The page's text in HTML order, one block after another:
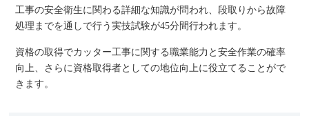
工事の安全衛生に関わる詳細な知識が問われ、段取りから故障
処理までを通しで行う実技試験が45分間行われます。
資格の取得でカッター工事に関する職業能力と安全作業の確率
向上、さらに資格取得者としての地位向上に役立てることがで
きます。